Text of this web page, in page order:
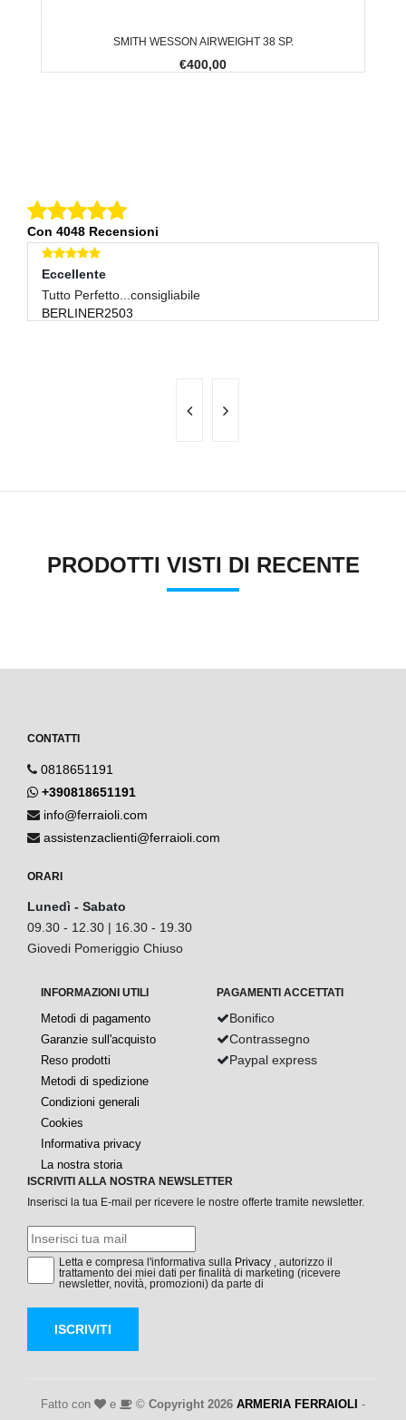
SMITH WESSON AIRWEIGHT 38 SP.
€400,00
Con 4048 Recensioni
Eccellente
Tutto Perfetto...consigliabile
BERLINER2503
PRODOTTI VISTI DI RECENTE
CONTATTI
0818651191
+390818651191
info@ferraioli.com
assistenzaclienti@ferraioli.com
ORARI
Lunedì - Sabato
09.30 - 12.30 | 16.30 - 19.30
Giovedi Pomeriggio Chiuso
INFORMAZIONI UTILI
Metodi di pagamento
Garanzie sull'acquisto
Reso prodotti
Metodi di spedizione
Condizioni generali
Cookies
Informativa privacy
La nostra storia
PAGAMENTI ACCETTATI
Bonifico
Contrassegno
Paypal express
ISCRIVITI ALLA NOSTRA NEWSLETTER
Inserisci la tua E-mail per ricevere le nostre offerte tramite newsletter.
Letta e compresa l'informativa sulla Privacy , autorizzo il
trattamento dei miei dati per finalità di marketing (ricevere
newsletter, novità, promozioni) da parte di
ISCRIVITI
Fatto con e © Copyright 2026 ARMERIA FERRAIOLI -